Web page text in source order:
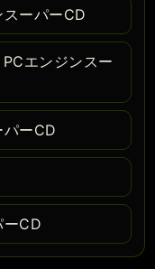
ーパーCD
エンジンスー
パーCD
ーCD